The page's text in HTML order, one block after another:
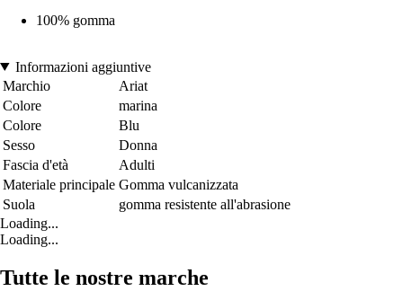
100% gomma
Informazioni aggiuntive
Marchio
Ariat
Colore
marina
Colore
Blu
Sesso
Donna
Fascia d'età
Adulti
Materiale principale Gomma vulcanizzata
Suola
gomma resistente all'abrasione
Loading...
Loading...
Tutte le nostre marche